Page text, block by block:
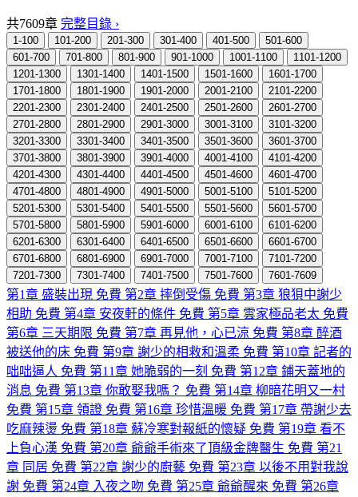
共7609章 完整目錄 ›
1-100 101-200 201-300 301-400 401-500
501-600
601-700
701-800 801-900 901-1000 1001-1100
1101-1200
1201-1300
1301-1400 1401-1500 1501-1600
1601-1700
1701-1800
1801-1900 1901-2000 2001-2100
2101-2200
2201-2300
2301-2400 2401-2500 2501-2600
2601-2700
2701-2800
2801-2900 2901-3000 3001-3100
3101-3200
3201-3300
3301-3400 3401-3500 3501-3600
3601-3700
3701-3800
3801-3900 3901-4000 4001-4100
4101-4200
4201-4300
4301-4400 4401-4500 4501-4600
4601-4700
4701-4800
4801-4900 4901-5000 5001-5100
5101-5200
5201-5300
5301-5400 5401-5500 5501-5600
5601-5700
5701-5800
5801-5900 5901-6000 6001-6100
6101-6200
6201-6300
6301-6400 6401-6500 6501-6600
6601-6700
6701-6800
6801-6900 6901-7000 7001-7100
7101-7200
7201-7300
7301-7400 7401-7500 7501-7600 7601-7609
第1章 盛裝出現 免費 第2章 摔倒受傷 免費 第3章 狼狽中謝少
相助 免費 第4章 安夜軒的條件 免費 第5章 雲家極品老太 免費
第6章 三天期限 免費 第7章 再見他，心已涼 免費 第8章 醉酒
被送他的床 免費 第9章 謝少的相救和溫柔 免費 第10章 記者的
咄咄逼人 免費 第11章 她脆弱的一刻 免費 第12章 鋪天蓋地的
消息 免費 第13章 你敢娶我嗎？ 免費 第14章 柳暗花明又一村
免費 第15章 領證 免費 第16章 珍惜溫暖 免費 第17章 帶謝少去
吃麻辣燙 免費 第18章 蘇冷寒對報紙的懷疑 免費 第19章 看不
上負心漢 免費 第20章 爺爺手術來了頂級金牌醫生 免費 第21
章 同居 免費 第22章 謝少的廚藝 免費 第23章 以後不用對我說
謝 免費 第24章 入夜之吻 免費 第25章 爺爺醒來 免費 第26章